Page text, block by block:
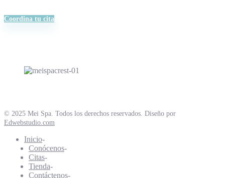
Coordina tu cita
© 2025 Mei Spa. Todos los derechos reservados. Diseño por
Edwebstudio.com
Inicio
Conócenos
Citas
Tienda
Contáctenos